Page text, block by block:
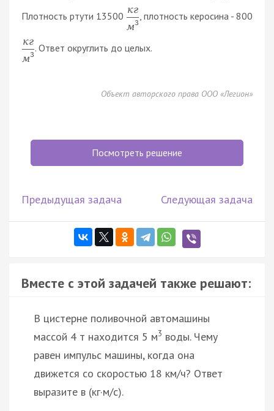
Плотность ртути 13500
кг
м3
, плотность керосина - 800
кг
м3
. Ответ округлить до целых.
Объект авторского права ООО «Легион»
Посмотреть решение
Предыдущая задача Следующая задача
Вместе с этой задачей также решают:
В цистерне поливочной автомашины
массой 4 т находится 5 м3 воды. Чему
равен импульс машины, когда она
движется со скоростью 18 км/ч? Ответ
выразите в (кг·м/с).